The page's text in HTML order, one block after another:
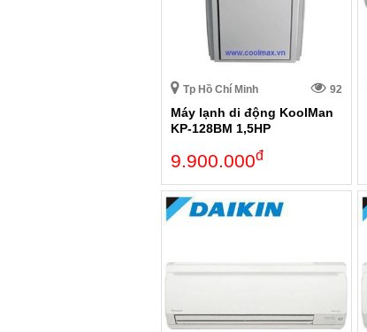
Tp Hồ Chí Minh 92
Máy lạnh di động KoolMan
KP-128BM 1,5HP
9.900.000đ